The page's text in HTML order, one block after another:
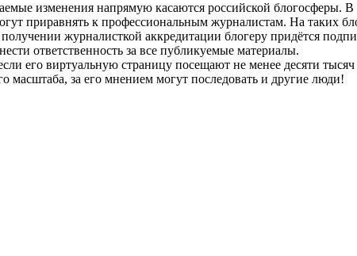
изменения напрямую касаются российской блогосферы. В
приравнять к профессиональным журналистам. На таких
журналисткой аккредитации блогеру придётся
ответственность за все публикуемые материалы.
его виртуальную страницу посещают не менее десяти
масштаба, за его мнением могут последовать и другие люди!